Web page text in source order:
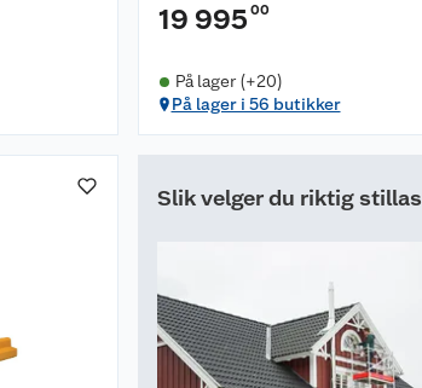
19 995 00
På lager (+20)
På lager i 56 butikker
Slik velger du riktig stillas